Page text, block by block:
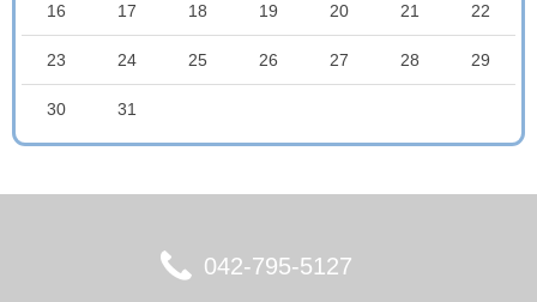
16 17 18 19 20 21 22
23 24 25 26 27 28 29
30 31
042-795-5127